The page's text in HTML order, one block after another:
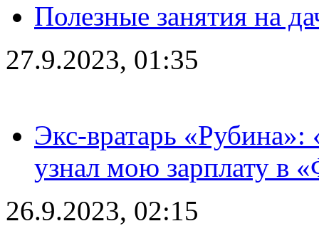
Полезные занятия на
27.9.2023, 01:35
Экс-вратарь «Рубина»:
узнал мою зарплату в
26.9.2023, 02:15